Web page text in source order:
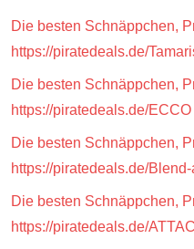
Die besten Schnäppchen,
https://piratedeals.de/
Die besten Schnäppchen,
https://piratedeals.de/
Die besten Schnäppchen,
https://piratedeals.de/
Die besten Schnäppchen,
https://piratedeals.de/